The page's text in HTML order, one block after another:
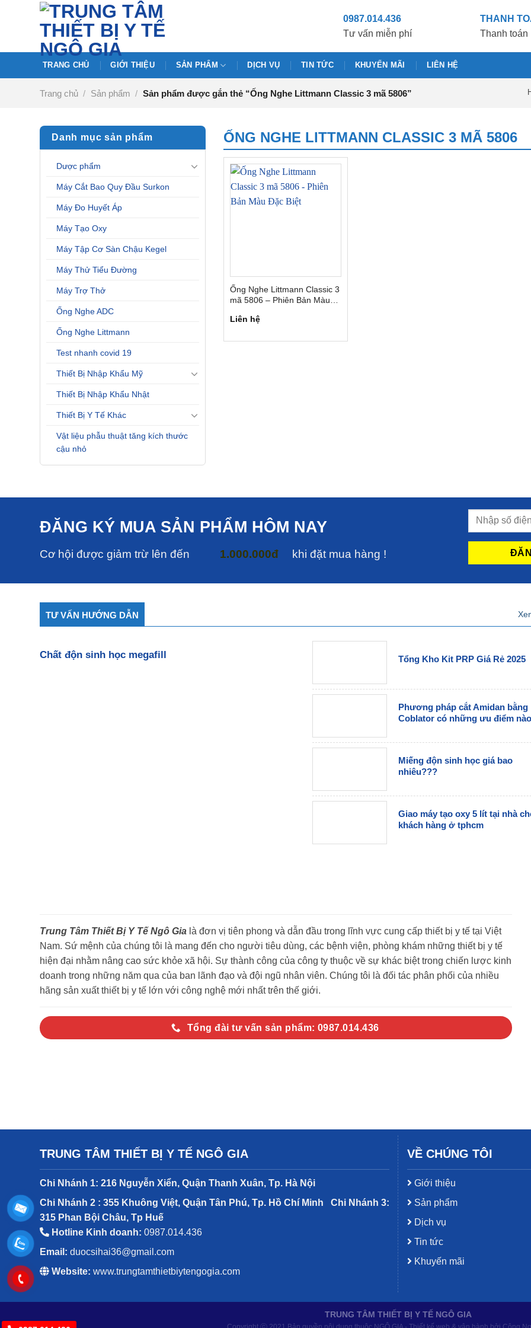
dung
0987.014.436
Tư vấn miễn phí
THANH
Thanh toán
TRANG CHỦ GIỚI THIỆU SẢN PHẨM DỊCH VỤ TIN TỨC KHUYẾN MÃI LIÊN HỆ
Trang chủ / Sản phẩm / Sản phẩm được gắn thẻ “Ống Nghe Littmann Classic 3 mã 5806”
Danh mục sản phẩm
Dược phẩm
Máy Cắt Bao Quy Đầu Surkon
Máy Đo Huyết Áp
Máy Tạo Oxy
Máy Tập Cơ Sàn Chậu Kegel
Máy Thử Tiểu Đường
Máy Trợ Thở
Ống Nghe ADC
Ống Nghe Littmann
Test nhanh covid 19
Thiết Bị Nhập Khẩu Mỹ
Thiết Bị Nhập Khẩu Nhật
Thiết Bị Y Tế Khác
Vật liệu phẫu thuật tăng kích thước
cậu nhỏ
ỐNG NGHE LITTMANN CLASSIC 3 MÃ 5806
Ống Nghe Littmann Classic 3
mã 5806 – Phiên Bản Màu
Liên hệ
ĐĂNG KÝ MUA SẢN PHẨM HÔM NAY
Cơ hội được giảm trừ lên đến 1.000.000đ khi đặt mua hàng !
TƯ VẤN HƯỚNG DẪN
Chất độn sinh học megafill Tổng Kho Kit PRP Giá Rẻ 2025
Phương pháp cắt Amidan bằng
Coblator có những ưu điểm
Miếng độn sinh học giá bao
nhiêu???
Giao máy tạo oxy 5 lít tại nhà
khách hàng ở tphcm
Trung Tâm Thiết Bị Y Tế Ngô Gia là đơn vị tiên phong và dẫn đầu trong lĩnh vực cung cấp thiết bị y tế tại Việt
Nam. Sứ mệnh của chúng tôi là mang đến cho người tiêu dùng, các bệnh viện, phòng khám những thiết bị y tế
hiện đại nhằm nâng cao sức khỏe xã hội. Sự thành công của công ty thuộc về sự khác biệt trong chiến lược kinh
doanh trong những năm qua của ban lãnh đạo và đội ngũ nhân viên. Chúng tôi là đối tác phân phối của nhiều
hãng sản xuất thiết bị y tế lớn với công nghệ mới nhất trên thế giới.
Tổng đài tư vấn sản phẩm: 0987.014.436
TRUNG TÂM THIẾT BỊ Y TẾ NGÔ GIA
Chi Nhánh 1: 216 Nguyễn Xiển, Quận Thanh Xuân, Tp. Hà Nội
Chi Nhánh 2 : 355 Khuông Việt, Quận Tân Phú, Tp. Hồ Chí Minh
Chi Nhánh 3:
315 Phan Bội Châu, Tp Huế
Hotline Kinh doanh: 0987.014.436
Email: duocsihai36@gmail.com
Website: www.trungtamthietbiytengogia.com
VỀ CHÚNG TÔI
Giới thiệu
Sản phẩm
Dịch vụ
Tin tức
Khuyến mãi
TRUNG TÂM THIẾT BỊ Y TẾ NGÔ GIA